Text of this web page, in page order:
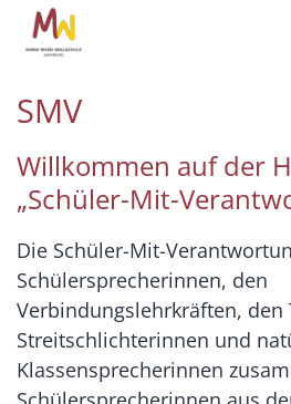
Zum Inhalt springen
SMV
Willkommen auf der
„Schüler-Mit-
Die Schüler-Mit-
Schülersprecherinnen, den
Verbindungslehrkräften, den
Streitschlichterinnen und
Klassensprecherinnen